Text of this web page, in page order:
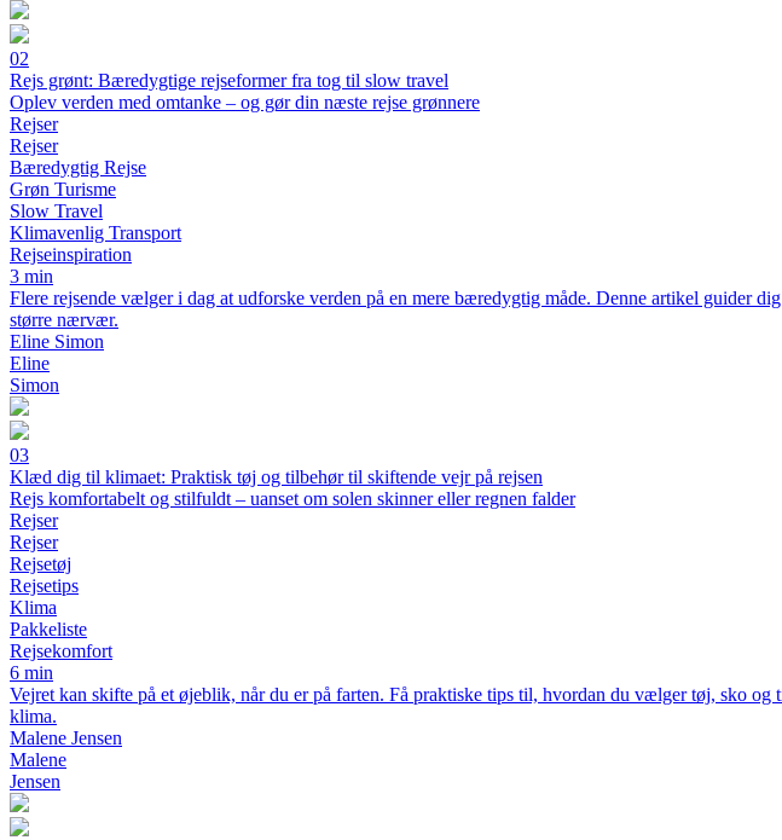
02
Rejs grønt: Bæredygtige rejseformer fra tog til slow travel
Oplev verden med omtanke – og gør din næste rejse grønnere
Rejser
Rejser
Bæredygtig Rejse
Grøn Turisme
Slow Travel
Klimavenlig Transport
Rejseinspiration
3 min
Flere rejsende vælger i dag at udforske verden på en mere bæredygtig måde. Denne artikel guider
større nærvær.
Eline Simon
Eline
Simon
03
Klæd dig til klimaet: Praktisk tøj og tilbehør til skiftende vejr på rejsen
Rejs komfortabelt og stilfuldt – uanset om solen skinner eller regnen falder
Rejser
Rejser
Rejsetøj
Rejsetips
Klima
Pakkeliste
Rejsekomfort
6 min
Vejret kan skifte på et øjeblik, når du er på farten. Få praktiske tips til, hvordan du vælger tøj, sko
klima.
Malene Jensen
Malene
Jensen